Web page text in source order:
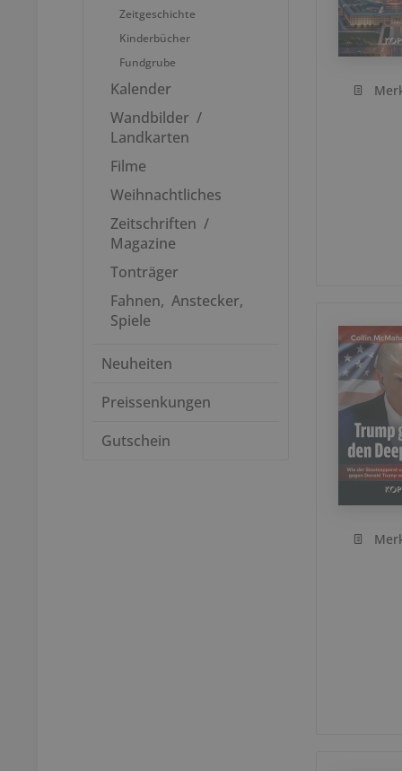
Zeitgeschichte
Kinderbücher
Fundgrube
Kalender
Wandbilder /
Landkarten
Filme
Weihnachtliches
Zeitschriften /
Magazine
Tonträger
Fahnen, Anstecker,
Spiele
Neuheiten
Preissenkungen
Gutschein